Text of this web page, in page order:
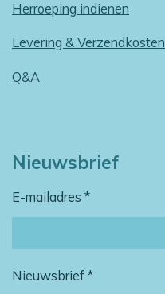
Herroeping indienen
Levering & Verzendkosten
Q&A
Nieuwsbrief
E-mailadres *
Nieuwsbrief *